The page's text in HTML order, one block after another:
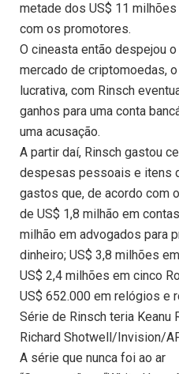
metade dos US$ 11
com os promotores.
O cineasta então despejou
mercado de criptomoedas,
lucrativa, com Rinsch
ganhos para uma conta
uma acusação.
A partir daí, Rinsch gastou
despesas pessoais e itens
gastos que, de acordo com
de US$ 1,8 milhão em
milhão em advogados para
dinheiro; US$ 3,8 milhões
US$ 2,4 milhões em cinco
US$ 652.000 em relógios e
Série de Rinsch teria Keanu
Richard Shotwell/Invision/
A série que nunca foi ao ar